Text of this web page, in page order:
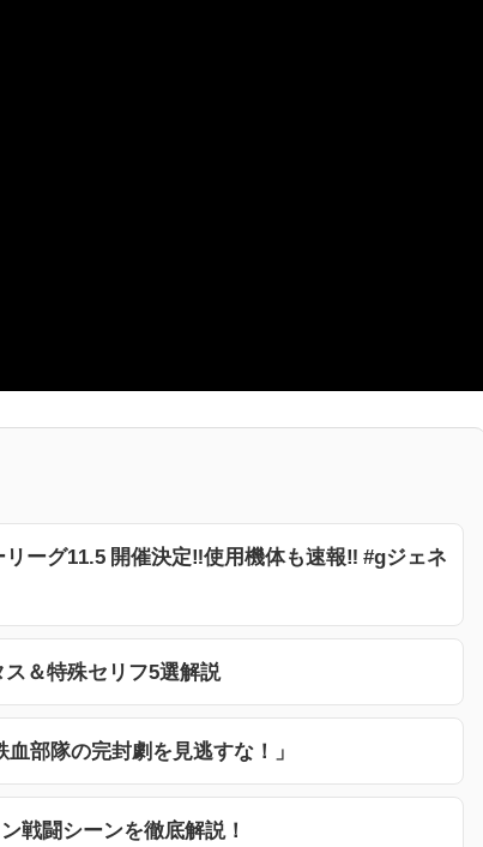
リーグ11.5 開催決定‼︎使用機体も速報‼︎ #gジェネ
＆特殊セリフ5選解説
部隊の完封劇を見逃すな！」
戦闘シーンを徹底解説！